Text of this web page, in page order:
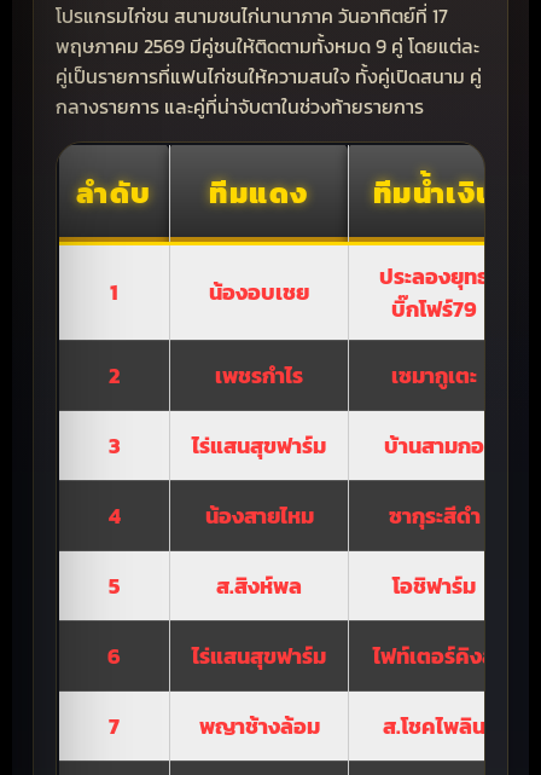
โปรแกรมไก่ชน สนามชนไก่นานาภาค วันอาทิตย์ที่ 17
พฤษภาคม 2569 มีคู่ชนให้ติดตามทั้งหมด 9 คู่ โดยแต่ละ
คู่เป็นรายการที่แฟนไก่ชนให้ความสนใจ ทั้งคู่เปิดสนาม คู่
กลางรายการ และคู่ที่น่าจับตาในช่วงท้ายรายการ
ลำดับ ทีมแดง ทีมน้ำเงิน
1 น้องอบเชย
ประลองยุทธ
บิ๊กโฟร์79
2 เพชรกำไร เซมากูเตะ
3 ไร่แสนสุขฟาร์ม บ้านสามกอ
4 น้องสายไหม ซากุระสีดำ
5 ส.สิงห์พล โอชิฟาร์ม
6 ไร่แสนสุขฟาร์ม ไฟท์เตอร์คิงส์
7 พญาช้างล้อม ส.โชคไพลิน